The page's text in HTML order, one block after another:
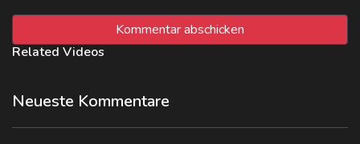
Related Videos
Neueste Kommentare